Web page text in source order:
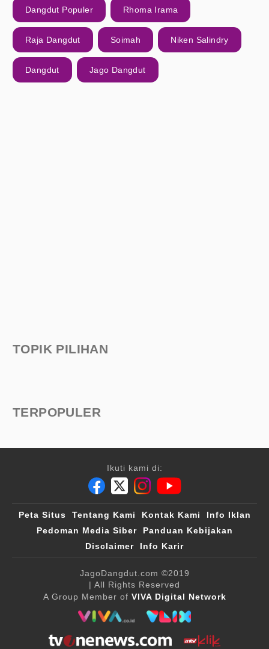
Dangdut Populer Rhoma Irama
Raja Dangdut Soimah Niken Salindry
Dangdut Jago Dangdut
TOPIK PILIHAN
TERPOPULER
Ikuti kami di:
Peta Situs Tentang Kami Kontak Kami
Info Iklan
Pedoman Media Siber
Panduan Kebijakan
Disclaimer
Info Karir
JagoDangdut.com ©2019
| All Rights Reserved
A Group Member of VIVA Digital Network